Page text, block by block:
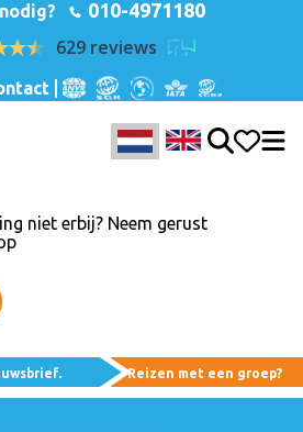
010-4971180
629 reviews
niet erbij? Neem gerust
Reizen met een groep?